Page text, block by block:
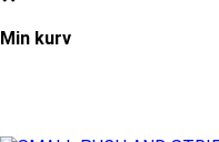
Min kurv